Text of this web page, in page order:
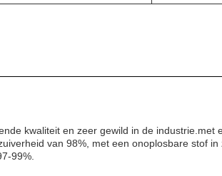
kwaliteit en zeer gewild in de industrie.met
van 98%, met een onoplosbare stof
99%.